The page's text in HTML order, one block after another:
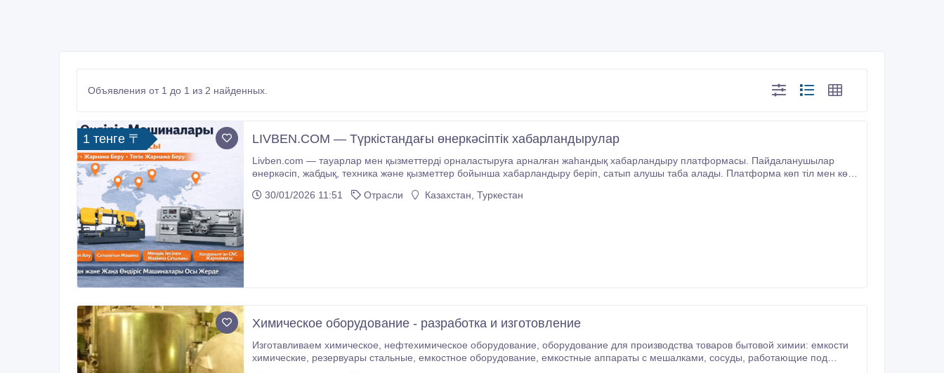
Объявления от 1 до 1 из 2 найденных.
1 тенге 〒 LIVBEN.COM — Түркістандағы өнеркәсіптік хабарландырулар
Livben.com — тауарлар мен қызметтерді орналастыруға арналған жаһандық хабарландыру платформасы. Пайдаланушылар
өнеркәсіп, жабдық, техника және қызметтер бойынша хабарландыру беріп, сатып алушы таба алады. Платформа көп тіл мен көп
30/01/2026 11:51
Отрасли Казахстан, Туркестан
Химическое оборудование - разработка и изготовление
Изготавливаем химическое, нефтехимическое оборудование, оборудование для производства товаров бытовой химии: емкости
химические, резервуары стальные, емкостное оборудование, емкостные аппараты с мешалками, сосуды, работающие под